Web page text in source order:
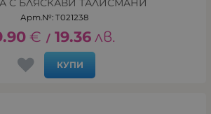
Арт.№: T021238
€ / 19.36 лв.
КУПИ